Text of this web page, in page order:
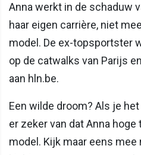
Anna werkt in de schaduw
haar eigen carrière, niet
model. De ex-topsportster
op de catwalks van Parijs
aan hln.be.
Een wilde droom? Als je
er zeker van dat Anna
model. Kijk maar eens mee